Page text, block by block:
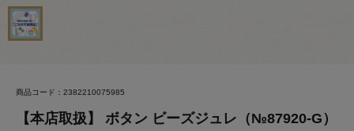
商品コード：2382210075985
【本店取扱】 ボタン ビーズジュレ（№87920-G）